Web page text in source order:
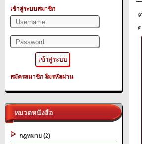
เข้าสู่ระบบสมาชิก
สมัครสมาชิก ลืมรหัสผ่าน
หมวดหนังสือ
กฎหมาย (2)